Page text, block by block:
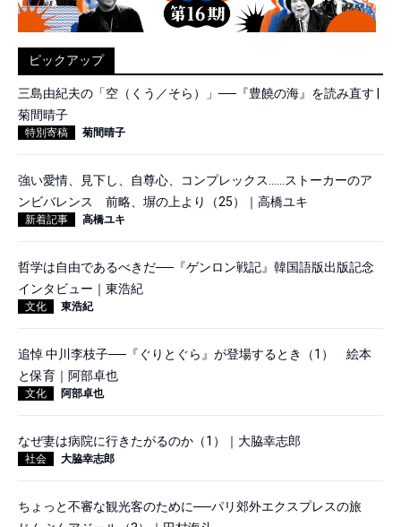
ピックアップ
三島由紀夫の「空（くう／そら）」──『豊饒の海』を読み直す |
菊間晴子
特別寄稿 菊間晴子
強い愛情、見下し、自尊心、コンプレックス……ストーカーのア
ンビバレンス 前略、塀の上より（25）｜高橋ユキ
新着記事 高橋ユキ
哲学は自由であるべきだ──『ゲンロン戦記』韓国語版出版記念
インタビュー｜東浩紀
文化 東浩紀
追悼 中川李枝子──『ぐりとぐら』が登場するとき（1） 絵本
と保育｜阿部卓也
文化 阿部卓也
なぜ妻は病院に行きたがるのか（1）｜大脇幸志郎
社会 大脇幸志郎
ちょっと不審な観光客のために──パリ郊外エクスプレスの旅